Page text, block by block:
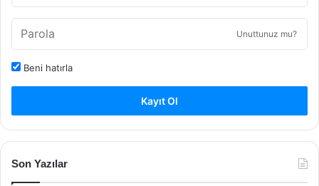
Unuttunuz mu?
Beni hatırla
Kayıt Ol
Son Yazılar